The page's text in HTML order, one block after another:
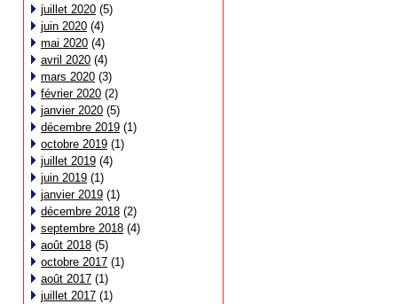
juillet 2020 (5)
juin 2020 (4)
mai 2020 (4)
avril 2020 (4)
mars 2020 (3)
février 2020 (2)
janvier 2020 (5)
décembre 2019 (1)
octobre 2019 (1)
juillet 2019 (4)
juin 2019 (1)
janvier 2019 (1)
décembre 2018 (2)
septembre 2018 (4)
août 2018 (5)
octobre 2017 (1)
août 2017 (1)
juillet 2017 (1)